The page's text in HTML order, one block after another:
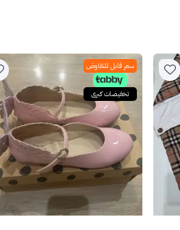
سعر قابل للتفاوض
تخفيضات كبرى